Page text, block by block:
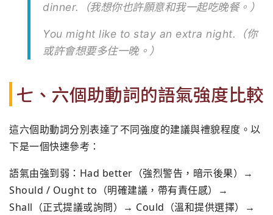
dinner.（我想你也許願意和我一起吃晚餐。）
You might like to stay an extra night.（你
或許會想要多住一晚。）
七、六個助動詞的語氣強度比較
這六個助動詞分別表達了不同強度的建議與禮貌程度。以
下是一個快速參考：
語氣由強到弱：Had better（強烈警告，暗示後果）→
Should / Ought to（明確建議，帶有責任感）→
Shall（正式提議或詢問）→ Could（溫和提供選擇）→